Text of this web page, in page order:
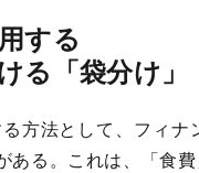
する
る「袋分け」
方法として、フィナ
ある。これは、「食